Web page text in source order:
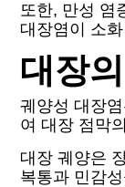
또한, 만성 염
대장염이 소
대장
궤양성 대장
여 대장 점막
대장 궤양은
복통과 민감